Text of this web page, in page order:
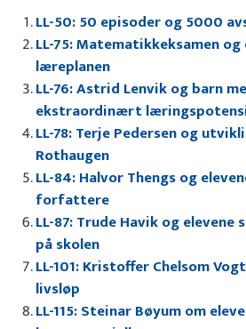
LL-50: 50 episoder og 5000
LL-75: Matematikkeksamen
læreplanen
LL-76: Astrid Lenvik og barn
ekstraordinært
LL-78: Terje Pedersen og
Rothaugen
LL-84: Halvor Thengs og
forfattere
LL-87: Trude Havik og elevene
på skolen
LL-101: Kristoffer Chelsom
livsløp
LL-115: Steinar Bøyum om